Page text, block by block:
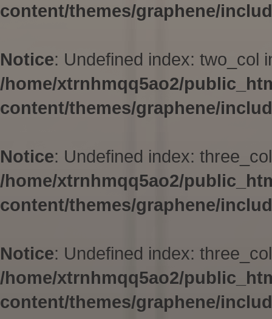
content/themes/graphene/
Notice: Undefined index: two_col
/home/xtrnhmqq5ao2/
content/themes/graphene/
Notice: Undefined index:
/home/xtrnhmqq5ao2/
content/themes/graphene/
Notice: Undefined index:
/home/xtrnhmqq5ao2/
content/themes/graphene/